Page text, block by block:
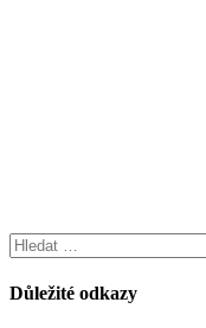
Vyhledávání
Důležité odkazy